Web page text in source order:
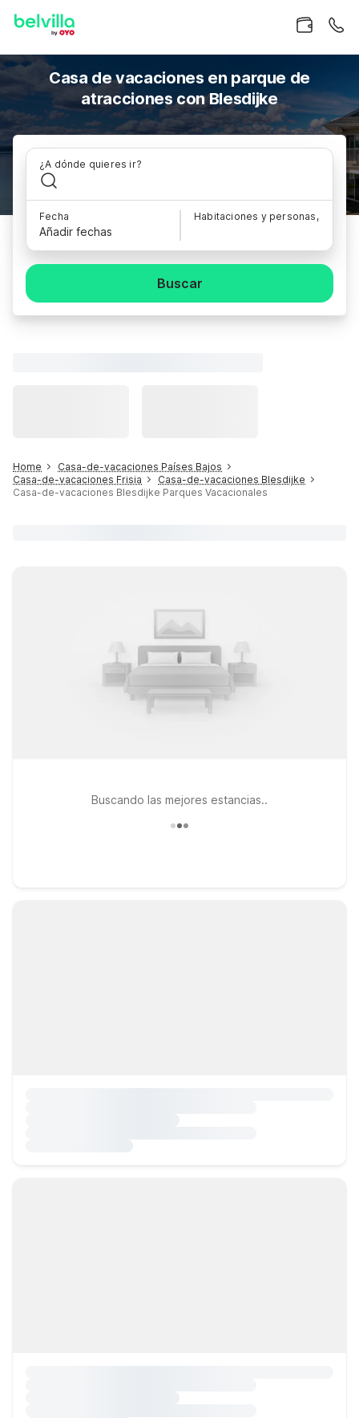
Casa de vacaciones en parque de
atracciones con Blesdijke
¿A dónde quieres ir?
Fecha
Añadir fechas
Habitaciones y personas,
Buscar
Home
Casa-de-vacaciones Países Bajos
Casa-de-vacaciones Frisia
Casa-de-vacaciones Blesdijke
Casa-de-vacaciones Blesdijke Parques Vacacionales
Buscando las mejores estancias..